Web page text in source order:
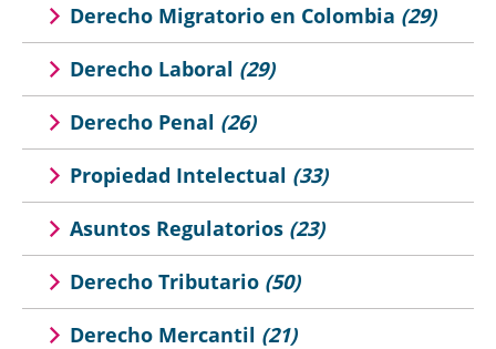
Derecho Migratorio en Colombia (29)
Derecho Laboral (29)
Derecho Penal (26)
Propiedad Intelectual (33)
Asuntos Regulatorios (23)
Derecho Tributario (50)
Derecho Mercantil (21)